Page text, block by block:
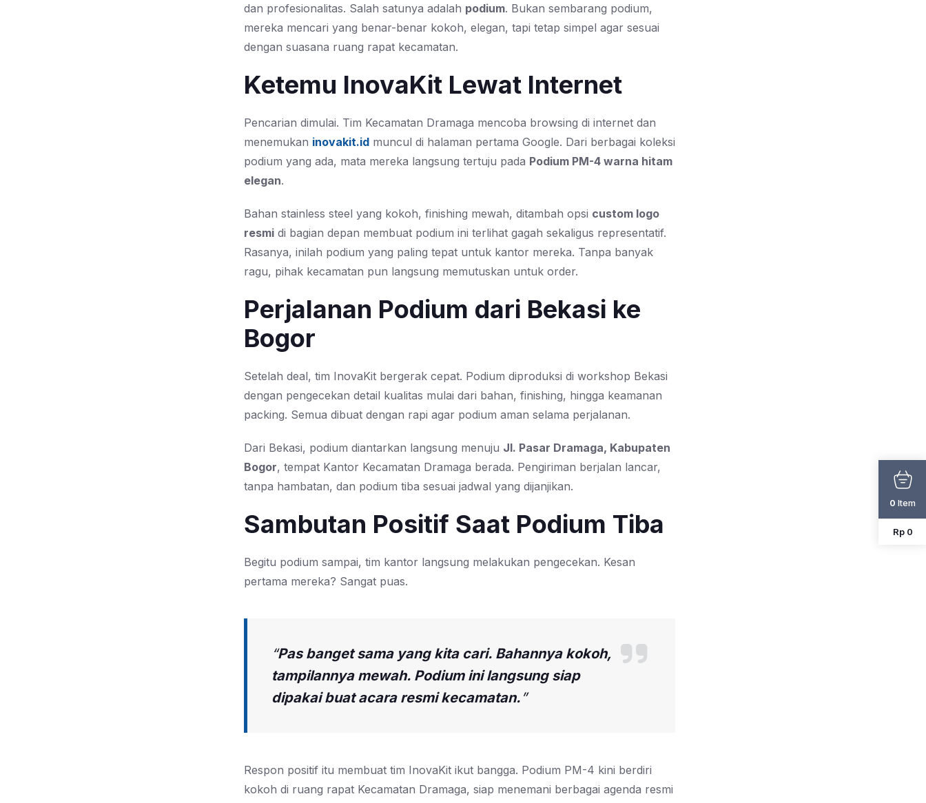
dan profesionalitas. Salah satunya adalah podium. Bukan sembarang podium,
mereka mencari yang benar-benar kokoh, elegan, tapi tetap simpel agar sesuai
dengan suasana ruang rapat kecamatan.
Ketemu InovaKit Lewat Internet
Pencarian dimulai. Tim Kecamatan Dramaga mencoba browsing di internet dan
menemukan inovakit.id muncul di halaman pertama Google. Dari berbagai koleksi
podium yang ada, mata mereka langsung tertuju pada Podium PM-4 warna hitam
elegan.
Bahan stainless steel yang kokoh, finishing mewah, ditambah opsi custom logo
resmi di bagian depan membuat podium ini terlihat gagah sekaligus representatif.
Rasanya, inilah podium yang paling tepat untuk kantor mereka. Tanpa banyak
ragu, pihak kecamatan pun langsung memutuskan untuk order.
Perjalanan Podium dari Bekasi ke
Bogor
Setelah deal, tim InovaKit bergerak cepat. Podium diproduksi di workshop Bekasi
dengan pengecekan detail kualitas mulai dari bahan, finishing, hingga keamanan
packing. Semua dibuat dengan rapi agar podium aman selama perjalanan.
Dari Bekasi, podium diantarkan langsung menuju Jl. Pasar Dramaga, Kabupaten
Bogor, tempat Kantor Kecamatan Dramaga berada. Pengiriman berjalan lancar,
tanpa hambatan, dan podium tiba sesuai jadwal yang dijanjikan.
Sambutan Positif Saat Podium Tiba
Begitu podium sampai, tim kantor langsung melakukan pengecekan. Kesan
pertama mereka? Sangat puas.
“Pas banget sama yang kita cari. Bahannya kokoh,
tampilannya mewah. Podium ini langsung siap
dipakai buat acara resmi kecamatan. ”
Respon positif itu membuat tim InovaKit ikut bangga. Podium PM-4 kini berdiri
kokoh di ruang rapat Kecamatan Dramaga, siap menemani berbagai agenda resmi
0 Item
Rp 0